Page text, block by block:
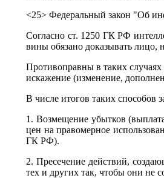
<25> Федеральный закон "Об
Согласно ст. 1250 ГК РФ
вины обязано доказывать
Противоправны в таких случаях
искажение (изменение,
В числе итогов таких способов
1. Возмещение убытков
цен на правомерное
ГК РФ).
2. Пресечение действий,
тех и других так, чтобы они не